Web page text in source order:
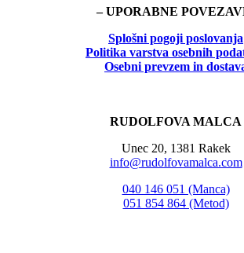
– UPORABNE
Splošni pogoji poslovanja
Politika varstva osebnih
Osebni prevzem in
RUDOLFOVA MALCA
Unec 20, 1381 Rakek
info@rudolfovamalca.com
040 146 051 (Manca)
051 854 864 (Metod)